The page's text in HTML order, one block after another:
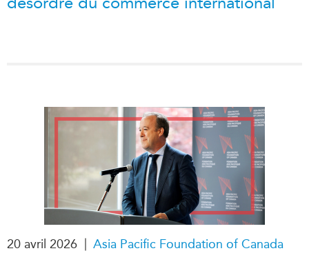
20 avril 2026 | Asia Pacific Foundation of Canada